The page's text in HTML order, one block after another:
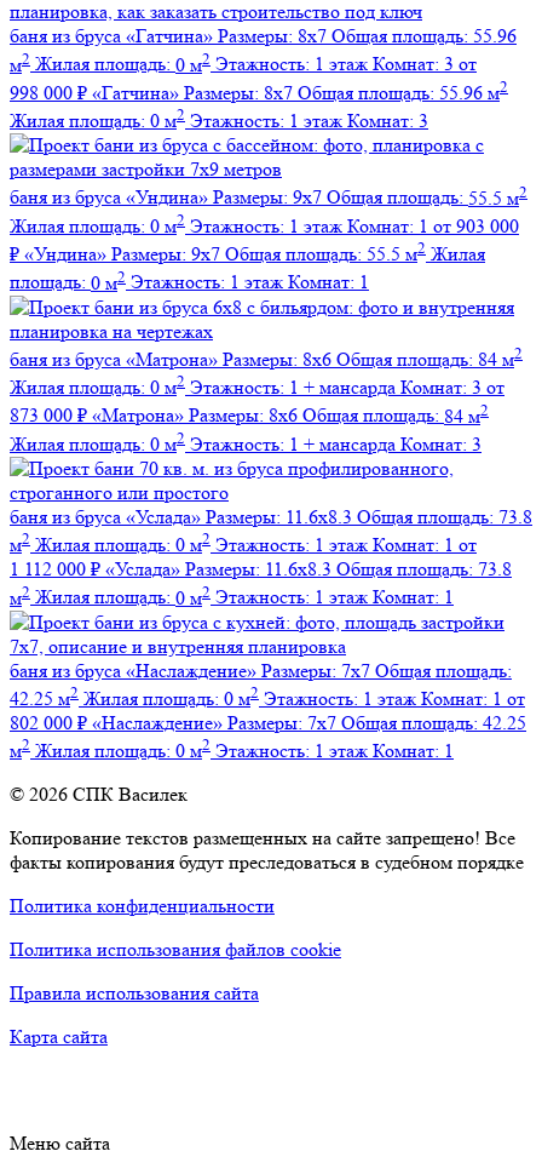
баня из бруса «Гатчина» Размеры: 8х7 Общая площадь: 55.96
м2 Жилая площадь: 0 м2 Этажность: 1 этаж Комнат: 3 от
998 000 ₽ «Гатчина» Размеры: 8х7 Общая площадь: 55.96 м2
Жилая площадь: 0 м2 Этажность: 1 этаж Комнат: 3
баня из бруса «Ундина» Размеры: 9х7 Общая площадь: 55.5 м2
Жилая площадь: 0 м2 Этажность: 1 этаж Комнат: 1 от 903 000
₽ «Ундина» Размеры: 9х7 Общая площадь: 55.5 м2 Жилая
площадь: 0 м2 Этажность: 1 этаж Комнат: 1
баня из бруса «Матрона» Размеры: 8х6 Общая площадь: 84 м2
Жилая площадь: 0 м2 Этажность: 1 + мансарда Комнат: 3 от
873 000 ₽ «Матрона» Размеры: 8х6 Общая площадь: 84 м2
Жилая площадь: 0 м2 Этажность: 1 + мансарда Комнат: 3
баня из бруса «Услада» Размеры: 11.6х8.3 Общая площадь: 73.8
м2 Жилая площадь: 0 м2 Этажность: 1 этаж Комнат: 1 от
1 112 000 ₽ «Услада» Размеры: 11.6х8.3 Общая площадь: 73.8
м2 Жилая площадь: 0 м2 Этажность: 1 этаж Комнат: 1
баня из бруса «Наслаждение» Размеры: 7х7 Общая площадь:
42.25 м2 Жилая площадь: 0 м2 Этажность: 1 этаж Комнат: 1 от
802 000 ₽ «Наслаждение» Размеры: 7х7 Общая площадь: 42.25
м2 Жилая площадь: 0 м2 Этажность: 1 этаж Комнат: 1
© 2026 СПК Василек
Копирование текстов размещенных на сайте запрещено! Все
факты копирования будут преследоваться в судебном порядке
Политика конфиденциальности
Политика использования файлов cookie
Правила использования сайта
Карта сайта
Меню сайта